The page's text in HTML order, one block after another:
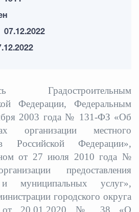
07.12.2022
Градостроительным
Федерации, Федеральным
2003 года № 131-ФЗ «Об
организации местного
Российской Федерации»,
от 27 июля 2010 года №
предоставления
и муниципальных услуг»,
городского округа
от 20.01.2020 № 38 «О